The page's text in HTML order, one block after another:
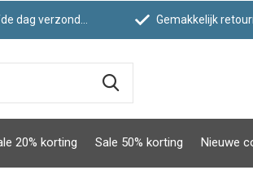
20% korting Sale 50% korting Nieuwe
dag verzonden Gemakkelijk